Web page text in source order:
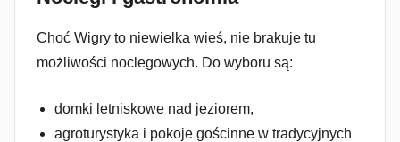
Choć Wigry to niewielka wieś, nie brakuje tu
możliwości noclegowych. Do wyboru są:
domki letniskowe nad jeziorem,
agroturystyka i pokoje gościnne w tradycyjnych